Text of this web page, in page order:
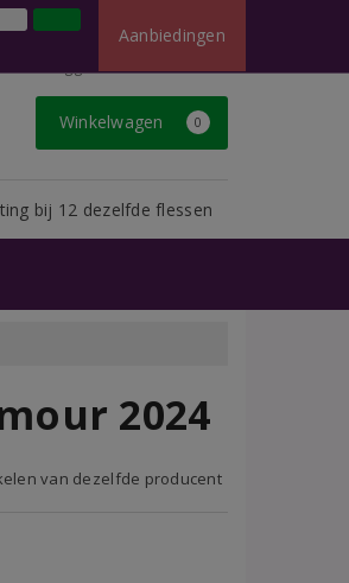
Inloggen Klantenservice
Winkelwagen 0
bij 12 dezelfde flessen
Aanbiedingen
2024
van dezelfde producent